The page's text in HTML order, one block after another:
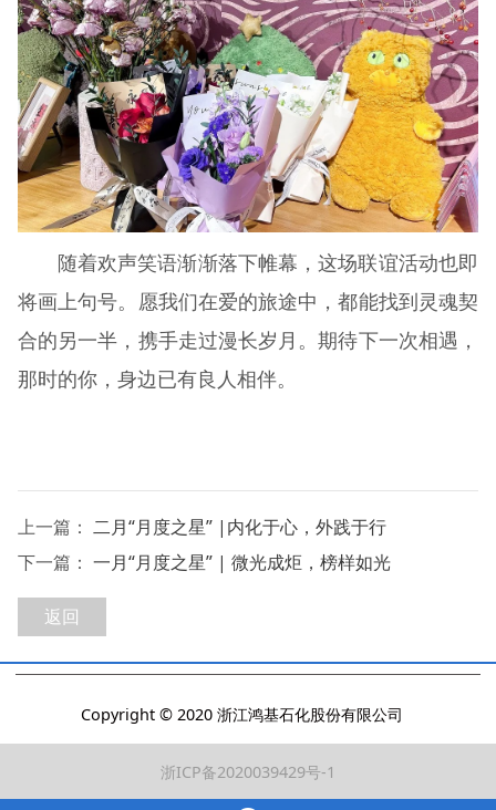
随着欢声笑语渐渐落下帷幕，这场联谊活动也即
将画上句号。愿我们在爱的旅途中，都能找到灵魂契
合的另一半，携手走过漫长岁月。期待下一次相遇，
那时的你，身边已有良人相伴。
上一篇： 二月“月度之星” |内化于心，外践于行
下一篇： 一月“月度之星” | 微光成炬，榜样如光
返回
Copyright © 2020 浙江鸿基石化股份有限公司
浙ICP备2020039429号-1